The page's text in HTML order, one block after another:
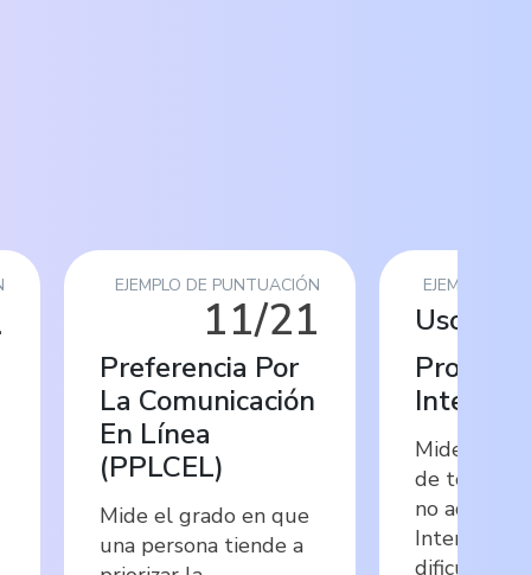
EJEMPLO DE PUNTUACIÓN
11/21
Preferencia Por
La Comunicación
En Línea
(PPLCEL)
Mide el grado en que
una persona tiende a
EJEMPLO DE
Uso
Internet
Mide el
de
no
Internet,